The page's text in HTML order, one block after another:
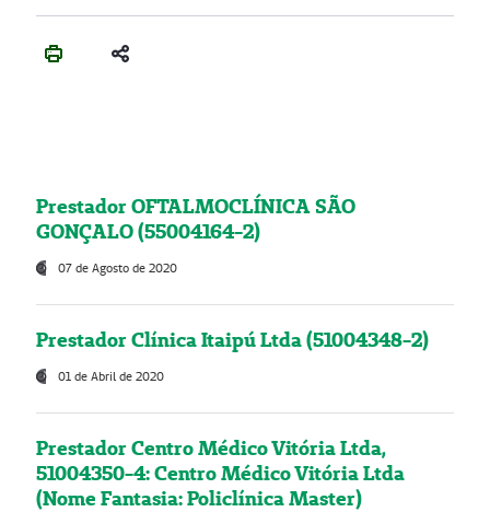
Prestador OFTALMOCLÍNICA SÃO
GONÇALO (55004164-2)
07 de Agosto de 2020
Prestador Clínica Itaipú Ltda (51004348-2)
01 de Abril de 2020
Prestador Centro Médico Vitória Ltda,
51004350-4: Centro Médico Vitória Ltda
(Nome Fantasia: Policlínica Master)